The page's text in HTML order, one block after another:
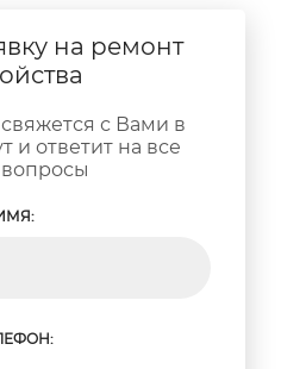
на ремонт
с Вами в
и ответит на все